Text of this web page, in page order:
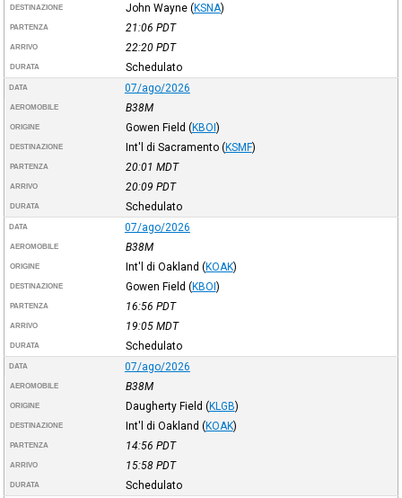
DESTINAZIONE John Wayne (KSNA)
PARTENZA 21:06 PDT
ARRIVO 22:20 PDT
DURATA Schedulato
DATA 07/ago/2026
AEROMOBILE B38M
ORIGINE Gowen Field (KBOI)
DESTINAZIONE Int'l di Sacramento (KSMF)
PARTENZA 20:01 MDT
ARRIVO 20:09 PDT
DURATA Schedulato
DATA 07/ago/2026
AEROMOBILE B38M
ORIGINE Int'l di Oakland (KOAK)
DESTINAZIONE Gowen Field (KBOI)
PARTENZA 16:56 PDT
ARRIVO 19:05 MDT
DURATA Schedulato
DATA 07/ago/2026
AEROMOBILE B38M
ORIGINE Daugherty Field (KLGB)
DESTINAZIONE Int'l di Oakland (KOAK)
PARTENZA 14:56 PDT
ARRIVO 15:58 PDT
DURATA Schedulato